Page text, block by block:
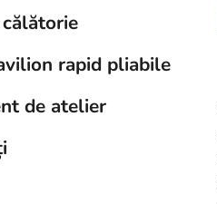
rapid pliabile
de atelier